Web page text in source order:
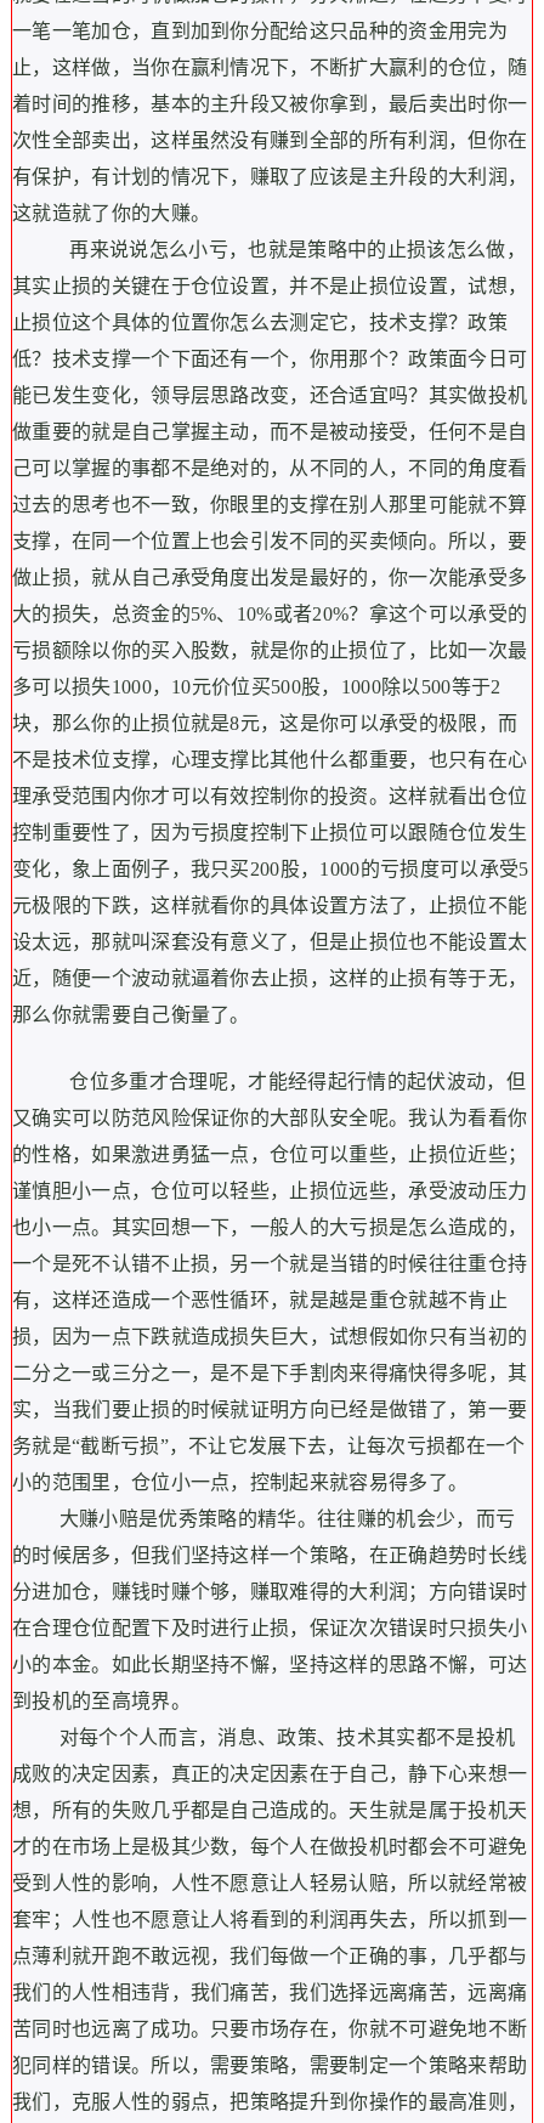
一笔一笔加仓，直到加到你分配给这只品种的资金用完为
止，这样做，当你在赢利情况下，不断扩大赢利的仓位，随
着时间的推移，基本的主升段又被你拿到，最后卖出时你一
次性全部卖出，这样虽然没有赚到全部的所有利润，但你在
有保护，有计划的情况下，赚取了应该是主升段的大利润，
这就造就了你的大赚。
再来说说怎么小亏，也就是策略中的止损该怎么做，
其实止损的关键在于仓位设置，并不是止损位设置，试想，
止损位这个具体的位置你怎么去测定它，技术支撑？政策
低？技术支撑一个下面还有一个，你用那个？政策面今日可
能已发生变化，领导层思路改变，还合适宜吗？其实做投机
做重要的就是自己掌握主动，而不是被动接受，任何不是自
己可以掌握的事都不是绝对的，从不同的人，不同的角度看
过去的思考也不一致，你眼里的支撑在别人那里可能就不算
支撑，在同一个位置上也会引发不同的买卖倾向。所以，要
做止损，就从自己承受角度出发是最好的，你一次能承受多
大的损失，总资金的5%、10%或者20%？拿这个可以承受的
亏损额除以你的买入股数，就是你的止损位了，比如一次最
多可以损失1000，10元价位买500股，1000除以500等于2
块，那么你的止损位就是8元，这是你可以承受的极限，而
不是技术位支撑，心理支撑比其他什么都重要，也只有在心
理承受范围内你才可以有效控制你的投资。这样就看出仓位
控制重要性了，因为亏损度控制下止损位可以跟随仓位发生
变化，象上面例子，我只买200股，1000的亏损度可以承受5
元极限的下跌，这样就看你的具体设置方法了，止损位不能
设太远，那就叫深套没有意义了，但是止损位也不能设置太
近，随便一个波动就逼着你去止损，这样的止损有等于无，
那么你就需要自己衡量了。
仓位多重才合理呢，才能经得起行情的起伏波动，但
又确实可以防范风险保证你的大部队安全呢。我认为看看你
的性格，如果激进勇猛一点，仓位可以重些，止损位近些；
谨慎胆小一点，仓位可以轻些，止损位远些，承受波动压力
也小一点。其实回想一下，一般人的大亏损是怎么造成的，
一个是死不认错不止损，另一个就是当错的时候往往重仓持
有，这样还造成一个恶性循环，就是越是重仓就越不肯止
损，因为一点下跌就造成损失巨大，试想假如你只有当初的
二分之一或三分之一，是不是下手割肉来得痛快得多呢，其
实，当我们要止损的时候就证明方向已经是做错了，第一要
务就是“截断亏损”，不让它发展下去，让每次亏损都在一个
小的范围里，仓位小一点，控制起来就容易得多了。
大赚小赔是优秀策略的精华。往往赚的机会少，而亏
的时候居多，但我们坚持这样一个策略，在正确趋势时长线
分进加仓，赚钱时赚个够，赚取难得的大利润；方向错误时
在合理仓位配置下及时进行止损，保证次次错误时只损失小
小的本金。如此长期坚持不懈，坚持这样的思路不懈，可达
到投机的至高境界。
对每个个人而言，消息、政策、技术其实都不是投机
成败的决定因素，真正的决定因素在于自己，静下心来想一
想，所有的失败几乎都是自己造成的。天生就是属于投机天
才的在市场上是极其少数，每个人在做投机时都会不可避免
受到人性的影响，人性不愿意让人轻易认赔，所以就经常被
套牢；人性也不愿意让人将看到的利润再失去，所以抓到一
点薄利就开跑不敢远视，我们每做一个正确的事，几乎都与
我们的人性相违背，我们痛苦，我们选择远离痛苦，远离痛
苦同时也远离了成功。只要市场存在，你就不可避免地不断
犯同样的错误。所以，需要策略，需要制定一个策略来帮助
我们，克服人性的弱点，把策略提升到你操作的最高准则，